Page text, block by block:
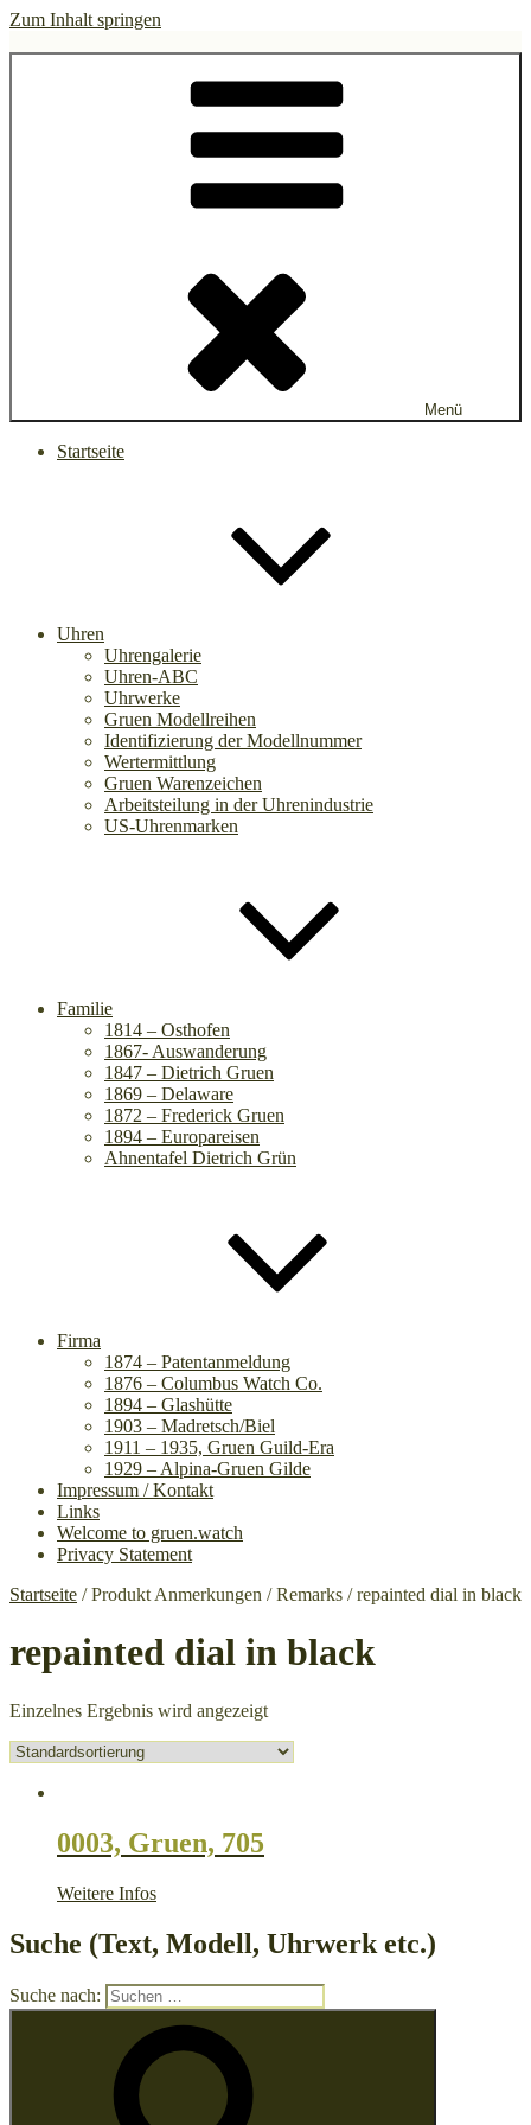
Zum Inhalt springen
Menü
Startseite
Uhren
Uhrengalerie
Uhren-ABC
Uhrwerke
Gruen Modellreihen
Identifizierung der Modellnummer
Wertermittlung
Gruen Warenzeichen
Arbeitsteilung in der Uhrenindustrie
US-Uhrenmarken
Familie
1814 – Osthofen
1867- Auswanderung
1847 – Dietrich Gruen
1869 – Delaware
1872 – Frederick Gruen
1894 – Europareisen
Ahnentafel Dietrich Grün
Firma
1874 – Patentanmeldung
1876 – Columbus Watch Co.
1894 – Glashütte
1903 – Madretsch/Biel
1911 – 1935, Gruen Guild-Era
1929 – Alpina-Gruen Gilde
Impressum / Kontakt
Links
Welcome to gruen.watch
Privacy Statement
Startseite / Produkt Anmerkungen / Remarks / repainted dial in black
repainted dial in black
Einzelnes Ergebnis wird angezeigt
0003, Gruen, 705
Weitere Infos
Suche (Text, Modell, Uhrwerk etc.)
Suche nach: